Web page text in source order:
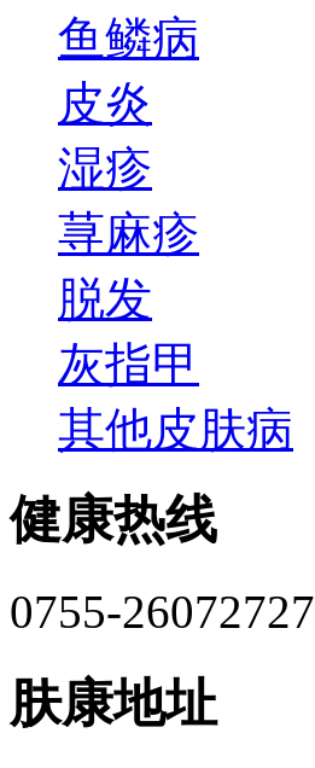
鱼鳞病
皮炎
湿疹
荨麻疹
脱发
灰指甲
其他皮肤病
健康热线
0755-26072727
肤康地址